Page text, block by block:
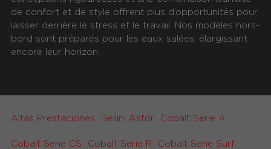
de confort et de style offrent plus d’opportunités pour
laisser derrière le stress et le travail. Nos modèles hors-
bord sont préparés pour les eaux salées, élargissant
encore leur horizon.
Altas Prestaciones Bellini Astor Cobalt Serie A
Cobalt Serie CS Cobalt Serie R Cobalt Serie Surf